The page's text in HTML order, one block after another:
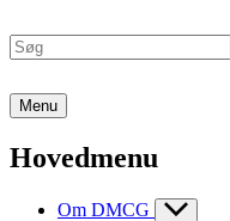
Menu
Hovedmenu
Om DMCG